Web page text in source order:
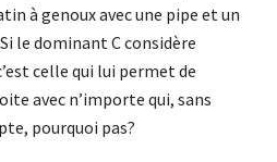
à genoux avec une pipe et un
le dominant C considère
celle qui lui permet de
avec n’importe qui, sans
pourquoi pas?